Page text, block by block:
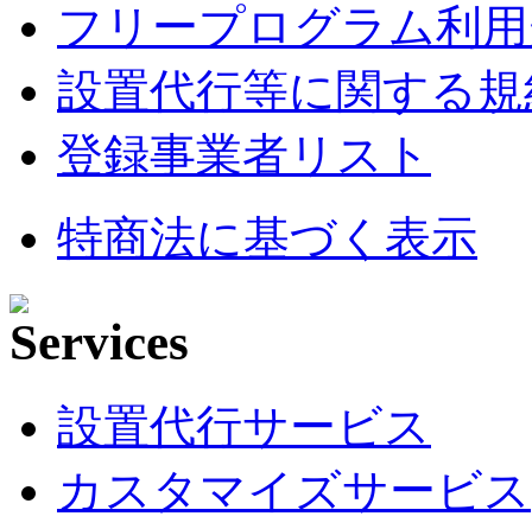
フリープログラム利
設置代行等に関する
登録事業者リスト
特商法に基づく表示
設置代行サービス
カスタマイズサービス